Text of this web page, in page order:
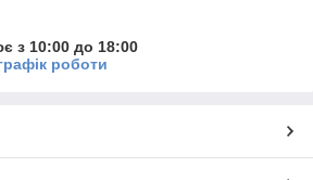
з 10:00 до 18:00
роботи